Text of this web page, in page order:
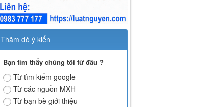
Thăm dò ý kiến
Bạn tìm thấy chúng tôi từ đâu ?
Từ tìm kiếm google
Từ các nguồn MXH
Từ bạn bè giới thiệu